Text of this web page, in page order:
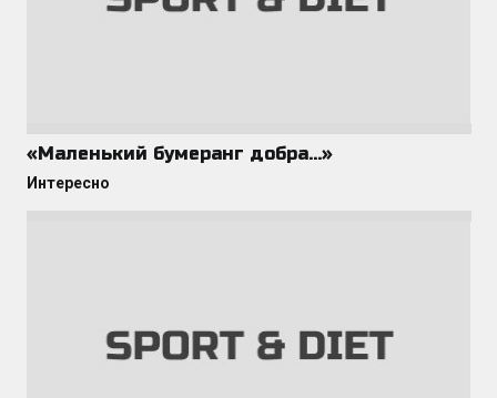
«Маленький бумеранг добра…»
Интересно